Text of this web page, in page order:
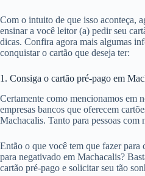
Com o intuito de que isso aconteça,
ensinar a você leitor (a) pedir seu
dicas. Confira agora mais algumas
conquistar o cartão que deseja ter:
1. Consiga o cartão pré-pago em
Certamente como mencionamos em
empresas bancos que oferecem
Machacalis. Tanto para pessoas
Então o que você tem que fazer para
para negativado em Machacalis?
cartão pré-pago e solicitar seu tão